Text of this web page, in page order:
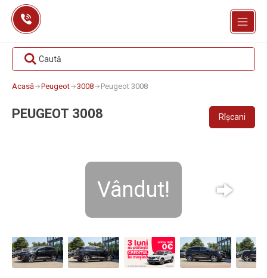
Skip
content
Caută
Acasă Peugeot 3008 Peugeot 3008
PEUGEOT 3008 Rîșcani
Vândut!